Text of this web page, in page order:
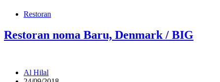
Restoran
Restoran noma Baru, Denmark / BIG
Al Hilal